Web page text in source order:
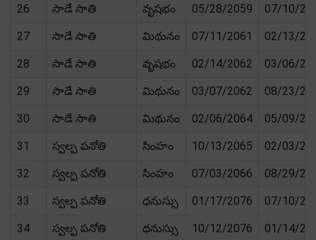
26 సాడే సాతి వృషభం 05/28/2059 07/10/
27 సాడే సాతి మిథునం 07/11/2061 02/13/
28 సాడే సాతి వృషభం 02/14/2062 03/06/
29 సాడే సాతి మిథునం 03/07/2062 08/23/
30 సాడే సాతి మిథునం 02/06/2064 05/09/
31 స్వల్ప పనోతి సింహం 10/13/2065 02/03/
32 స్వల్ప పనోతి సింహం 07/03/2066 08/29/
33 స్వల్ప పనోతి ధనుస్సు 01/17/2076 07/10/
34 స్వల్ప పనోతి ధనుస్సు 10/12/2076 01/14/